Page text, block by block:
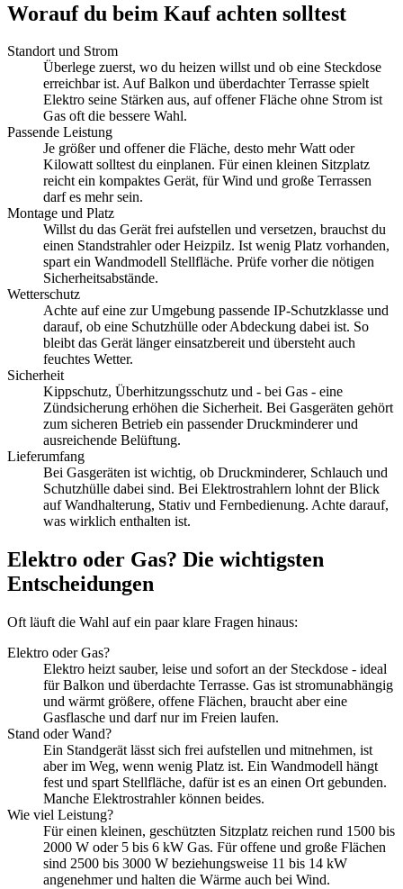
Worauf du beim Kauf achten solltest
Standort und Strom
Überlege zuerst, wo du heizen willst und ob eine Steckdose
erreichbar ist. Auf Balkon und überdachter Terrasse spielt
Elektro seine Stärken aus, auf offener Fläche ohne Strom ist
Gas oft die bessere Wahl.
Passende Leistung
Je größer und offener die Fläche, desto mehr Watt oder
Kilowatt solltest du einplanen. Für einen kleinen Sitzplatz
reicht ein kompaktes Gerät, für Wind und große Terrassen
darf es mehr sein.
Montage und Platz
Willst du das Gerät frei aufstellen und versetzen, brauchst du
einen Standstrahler oder Heizpilz. Ist wenig Platz vorhanden,
spart ein Wandmodell Stellfläche. Prüfe vorher die nötigen
Sicherheitsabstände.
Wetterschutz
Achte auf eine zur Umgebung passende IP-Schutzklasse und
darauf, ob eine Schutzhülle oder Abdeckung dabei ist. So
bleibt das Gerät länger einsatzbereit und übersteht auch
feuchtes Wetter.
Sicherheit
Kippschutz, Überhitzungsschutz und - bei Gas - eine
Zündsicherung erhöhen die Sicherheit. Bei Gasgeräten gehört
zum sicheren Betrieb ein passender Druckminderer und
ausreichende Belüftung.
Lieferumfang
Bei Gasgeräten ist wichtig, ob Druckminderer, Schlauch und
Schutzhülle dabei sind. Bei Elektrostrahlern lohnt der Blick
auf Wandhalterung, Stativ und Fernbedienung. Achte darauf,
was wirklich enthalten ist.
Elektro oder Gas? Die wichtigsten
Entscheidungen
Oft läuft die Wahl auf ein paar klare Fragen hinaus:
Elektro oder Gas?
Elektro heizt sauber, leise und sofort an der Steckdose - ideal
für Balkon und überdachte Terrasse. Gas ist stromunabhängig
und wärmt größere, offene Flächen, braucht aber eine
Gasflasche und darf nur im Freien laufen.
Stand oder Wand?
Ein Standgerät lässt sich frei aufstellen und mitnehmen, ist
aber im Weg, wenn wenig Platz ist. Ein Wandmodell hängt
fest und spart Stellfläche, dafür ist es an einen Ort gebunden.
Manche Elektrostrahler können beides.
Wie viel Leistung?
Für einen kleinen, geschützten Sitzplatz reichen rund 1500 bis
2000 W oder 5 bis 6 kW Gas. Für offene und große Flächen
sind 2500 bis 3000 W beziehungsweise 11 bis 14 kW
angenehmer und halten die Wärme auch bei Wind.